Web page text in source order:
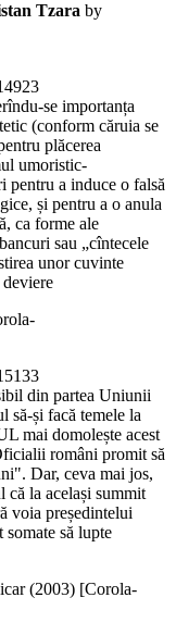
Tzara by
se importanța
(conform căruia se
plăcerea
umoristic-
pentru a induce o falsă
și pentru a o anula
ca forme ale
sau „cîntecele
unor cuvinte
din partea Uniunii
să-și facă temele la
mai domolește acest
români promit să
Dar, ceva mai jos,
că la același summit
voia președintelui
să lupte
(2003) [Corola-